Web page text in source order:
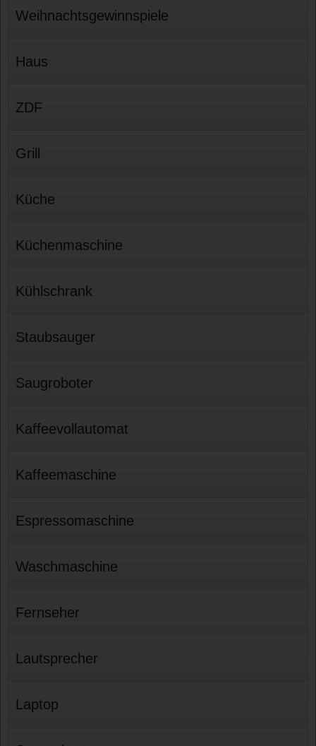
Weihnachtsgewinnspiele
Haus
ZDF
Grill
Küche
Küchenmaschine
Kühlschrank
Staubsauger
Saugroboter
Kaffeevollautomat
Kaffeemaschine
Espressomaschine
Waschmaschine
Fernseher
Lautsprecher
Laptop